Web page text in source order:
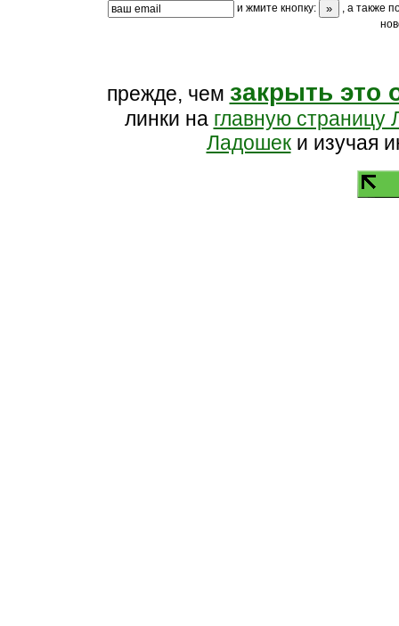
и жмите кнопку:
, а также
прежде, чем закрыть это
линки на главную страницу
Ладошеки изучая